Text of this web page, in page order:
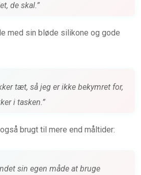
de skal.”
med sin bløde silikone og gode
tæt, så jeg er ikke bekymret for,
i tasken.”
brugt til mere end måltider:
sin egen måde at bruge